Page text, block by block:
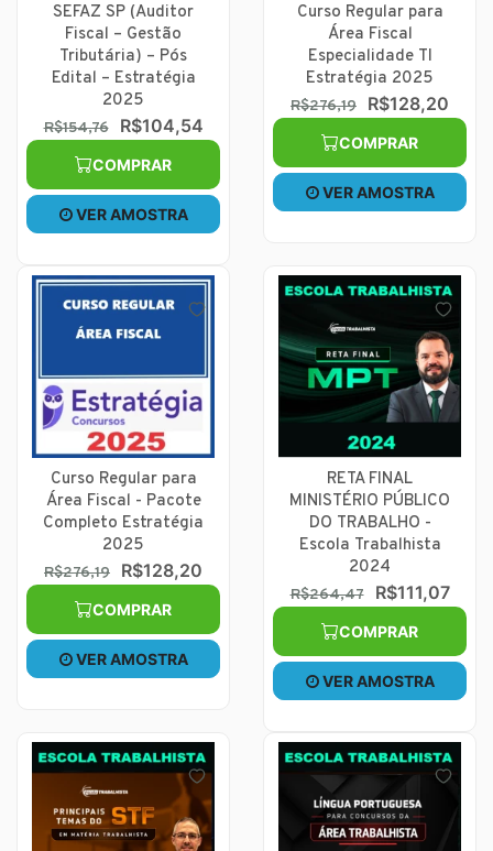
SEFAZ SP (Auditor
Fiscal – Gestão
Tributária) – Pós
Edital – Estratégia
2025
R$154,76 R$104,54
COMPRAR
VER AMOSTRA
Curso Regular para
Área Fiscal
Especialidade TI
Estratégia 2025
R$276,19 R$128,20
COMPRAR
VER AMOSTRA
Curso Regular para
Área Fiscal - Pacote
Completo Estratégia
2025
R$276,19 R$128,20
COMPRAR
VER AMOSTRA
RETA FINAL
MINISTÉRIO PÚBLICO
DO TRABALHO -
Escola Trabalhista
2024
R$264,47 R$111,07
COMPRAR
VER AMOSTRA